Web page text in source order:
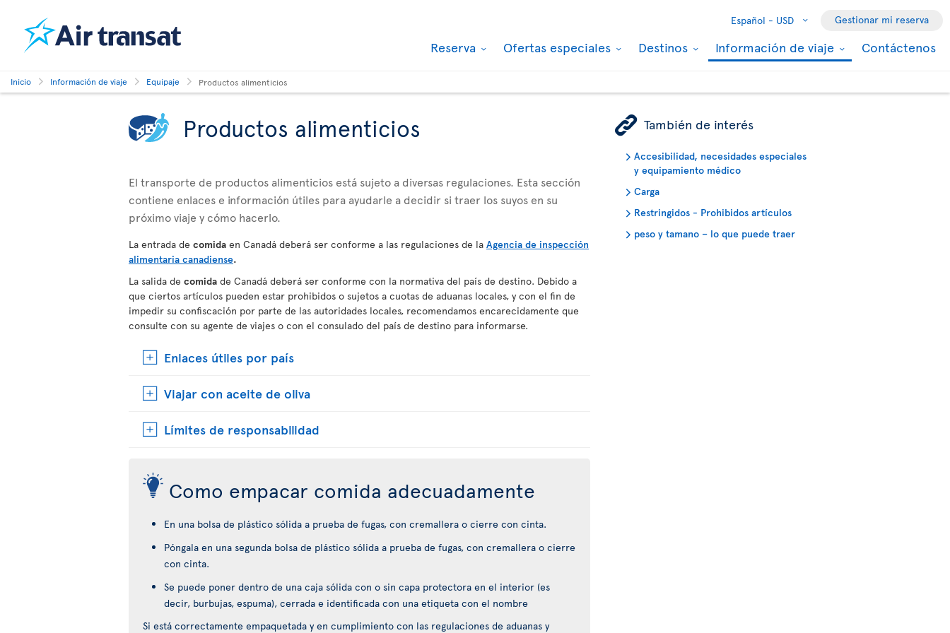
Español - USD Gestionar mi reserva
Reserva Ofertas especiales Destinos Información de viaje Contáctenos
Inicio Información de viaje Equipaje Productos alimenticios
Productos alimenticios
El transporte de productos alimenticios está sujeto a diversas regulaciones. Esta sección
contiene enlaces e información útiles para ayudarle a decidir si traer los suyos en su
próximo viaje y cómo hacerlo.
La entrada de comida en Canadá deberá ser conforme a las regulaciones de la Agencia de inspección
alimentaria canadiense.
La salida de comida de Canadá deberá ser conforme con la normativa del país de destino. Debido a
que ciertos artículos pueden estar prohibidos o sujetos a cuotas de aduanas locales, y con el fin de
impedir su confiscación por parte de las autoridades locales, recomendamos encarecidamente que
consulte con su agente de viajes o con el consulado del país de destino para informarse.
Enlaces útiles por país
Viajar con aceite de oliva
Límites de responsabilidad
Como empacar comida adecuadamente
En una bolsa de plástico sólida a prueba de fugas, con cremallera o cierre con cinta.
Póngala en una segunda bolsa de plástico sólida a prueba de fugas, con cremallera o cierre
con cinta.
Se puede poner dentro de una caja sólida con o sin capa protectora en el interior (es
decir, burbujas, espuma), cerrada e identificada con una etiqueta con el nombre
Si está correctamente empaquetada y en cumplimiento con las regulaciones de aduanas y
ÿ También de interés
Accesibilidad, necesidades especiales
y equipamiento médico
Carga
Restringidos - Prohibidos artículos
peso y tamano – lo que puede traer